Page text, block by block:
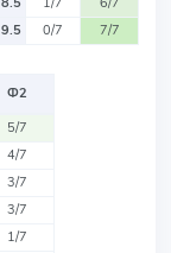
9.5
0/7 7/7
Ф2
5/7
4/7
3/7
3/7
1/7